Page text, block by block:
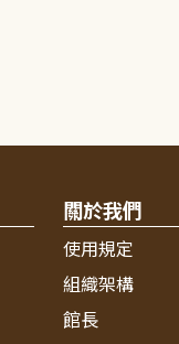
關於我們
使用規定
組織架構
館長